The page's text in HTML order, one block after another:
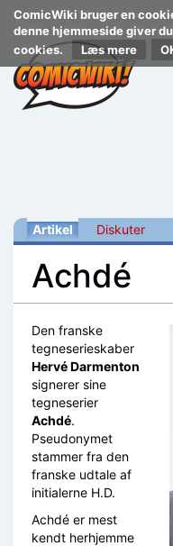
ComicWiki bruger en
denne hjemmeside giver
cookies.
Læs mere
Artikel Diskuter
Achdé
Den franske
tegneserieskaber
Hervé Darmenton
signerer sine
tegneserier
Achdé.
Pseudonymet
stammer fra den
franske udtale af
initialerne H.D.
Achdé er mest
kendt herhjemme